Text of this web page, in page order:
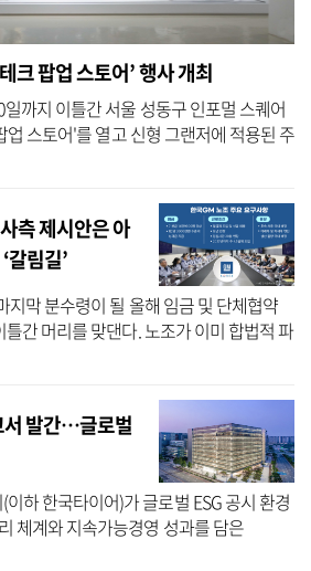
크 팝업 스토어’ 행사 개최
까지 이틀간 서울 성동구 인포멀 스퀘어
업 스토어'를 열고 신형 그랜저에 적용된 주
개했다고 밝혔다. 현대차가 회사가 기술
측 제시안은 아
림길’
지막 분수령이 될 올해 임금 및 단체협약
간 머리를 맞댄다. 노조가 이미 합법적 파
아직 임금안을 내놓지 않은 상황이라 남
서 발간…글로벌
하 한국타이어)가 글로벌 ESG 공시 환경
체계와 지속가능경영 성과를 담은
간했다고 8일 밝혔다. 올해로 17회째를 맞